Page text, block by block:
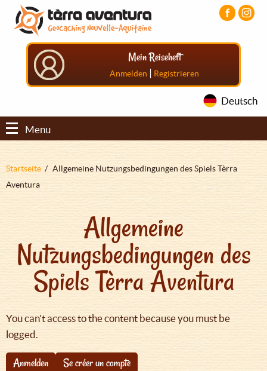
Direkt
zum
Inhalt
Aller
menu
principal
Aller
pied
Mein Reiseheft
Anmelden | Registrieren
Deutsch
Menu
Pfadnavigation
Startseite
Allgemeine Nutzungsbedingungen des Spiels Tèrra
Aventura
Allgemeine
Nutzungsbedingungen des
Spiels Tèrra Aventura
You can't access to the content because you must be
logged.
Anmelden
Se créer un compte